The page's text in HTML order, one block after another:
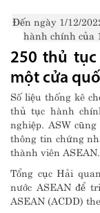
Đến ngày 1/12/
hành chính của
250 thủ
một cửa
Số liệu thống kê
thủ tục hành
nghiệp. ASW
thông tin chứng
thành viên ASEAN.
Tổng cục Hải
nước ASEAN để
ASEAN (ACDD)